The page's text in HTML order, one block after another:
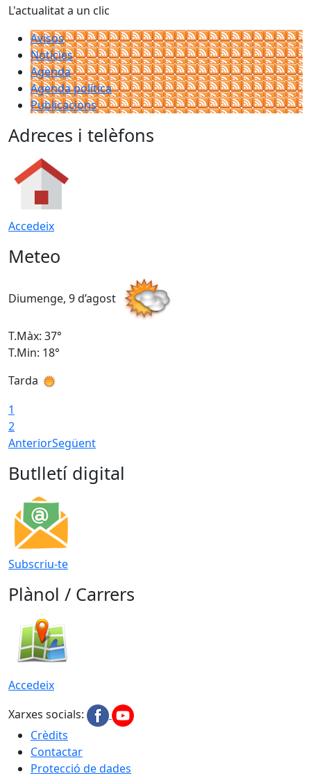
L'actualitat a un clic
Avisos
Notícies
Agenda
Agenda política
Publicacions
Adreces i telèfons
Accedeix
Meteo
Diumenge, 9 d’agost
T.Màx: 37°
T.Min: 18°
Tarda
1
2
AnteriorSegüent
Butlletí digital
Subscriu-te
Plànol / Carrers
Accedeix
Xarxes socials:
Crèdits
Contactar
Protecció de dades